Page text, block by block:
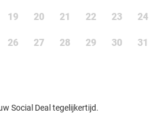
19 20 21 22 23 24
26 27 28 29 30 31
Social Deal tegelijkertijd.